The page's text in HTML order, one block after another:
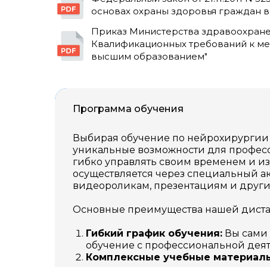
основах охраны здоровья граждан
Приказ Министерства
Квалификационных требований к
высшим образованием"
Программа обучения
Выбирая обучение по
уникальные возможности для
гибко управлять своим временем и
осуществляется через специальный
видеороликам, презентациям и
Основные преимущества нашей
Гибкий график обучения: Вы сами
обучение с профессиональной
Комплексные учебные